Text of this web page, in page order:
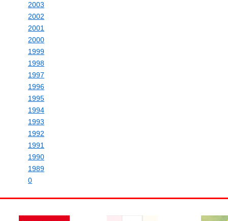
2003
2002
2001
2000
1999
1998
1997
1996
1995
1994
1993
1992
1991
1990
1989
0